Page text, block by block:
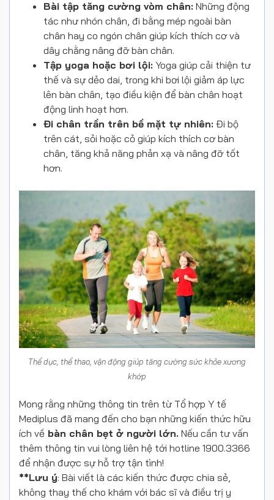
Bài tập tăng cường vòm chân: Những động
tác như nhón chân, đi bằng mép ngoài bàn
chân hay co ngón chân giúp kích thích cơ và
dây chằng nâng đỡ bàn chân.
Tập yoga hoặc bơi lội: Yoga giúp cải thiện tư
thế và sự dẻo dai, trong khi bơi lội giảm áp lực
lên bàn chân, tạo điều kiện để bàn chân hoạt
động linh hoạt hơn.
Đi chân trần trên bề mặt tự nhiên: Đi bộ
trên cát, sỏi hoặc cỏ giúp kích thích cơ bàn
chân, tăng khả năng phản xạ và nâng đỡ tốt
hơn.
Thể dục, thể thao, vận động giúp tăng cường sức khỏe xương
khớp
Mong rằng những thông tin trên từ Tổ hợp Y tế
Mediplus đã mang đến cho bạn những kiến thức hữu
ích về bàn chân bẹt ở người lớn. Nếu cần tư vấn
thêm thông tin vui lòng liên hệ tới hotline 1900.3366
để nhận được sự hỗ trợ tận tình!
**Lưu ý: Bài viết là các kiến thức được chia sẻ,
không thay thế cho khám với bác sĩ và điều trị y